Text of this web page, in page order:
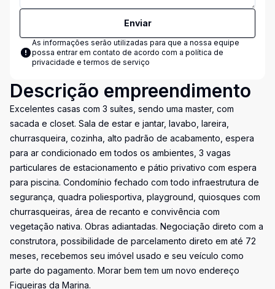
Enviar
As informações serão utilizadas para que a nossa equipe
possa entrar em contato de acordo com a política de
privacidade e termos de serviço
Descrição empreendimento
Excelentes casas com 3 suítes, sendo uma master, com
sacada e closet. Sala de estar e jantar, lavabo, lareira,
churrasqueira, cozinha, alto padrão de acabamento, espera
para ar condicionado em todos os ambientes, 3 vagas
particulares de estacionamento e pátio privativo com espera
para piscina. Condomínio fechado com todo infraestrutura de
segurança, quadra poliesportiva, playground, quiosques com
churrasqueiras, área de recanto e convivência com
vegetação nativa. Obras adiantadas. Negociação direto com a
construtora, possibilidade de parcelamento direto em até 72
meses, recebemos seu imóvel usado e seu veículo como
parte do pagamento. Morar bem tem um novo endereço
Figueiras da Marina.